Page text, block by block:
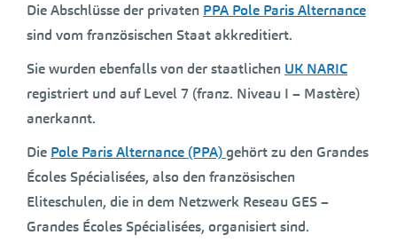
Die Abschlüsse der privaten PPA Pole Paris Alternance
sind vom französischen Staat akkreditiert.
Sie wurden ebenfalls von der staatlichen UK NARIC
registriert und auf Level 7 (franz. Niveau I – Mastère)
anerkannt.
Die Pole Paris Alternance (PPA)gehört zu den Grandes
Écoles Spécialisées, also den französischen
Eliteschulen, die in dem Netzwerk Reseau GES –
Grandes Écoles Spécialisées, organisiert sind.